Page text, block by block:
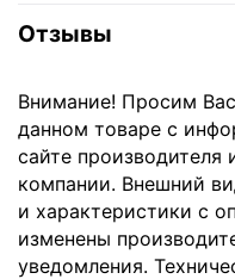
Отзывы
Внимание! Просим
данном товаре с
сайте
компании. Внешний
и характеристики с
изменены
уведомления.